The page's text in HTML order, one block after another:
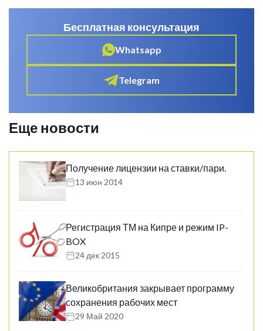
Бесплатная консультация
Whatsapp
Telegram
Еще новости
Получение лицензии на ставки/пари.
13 июн 2014
Регистрация ТМ на Кипре и режим IP-
BOX
24 дек 2015
Великобритания закрывает программу
сохранения рабочих мест
29 Май 2020